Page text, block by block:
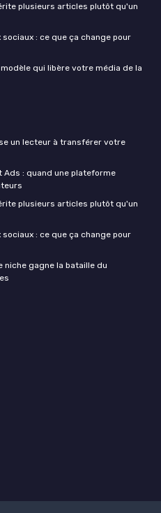
plusieurs articles plutôt qu'un
: ce que ça change pour
qui libère votre média de la
un lecteur à transférer votre
Ads : quand une plateforme
plusieurs articles plutôt qu'un
: ce que ça change pour
niche gagne la bataille du